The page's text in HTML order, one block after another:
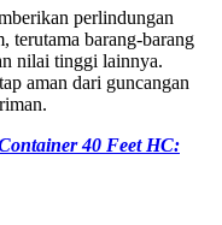
perlindungan
terutama barang-barang
nilai tinggi lainnya.
aman dari guncangan
40 Feet HC: